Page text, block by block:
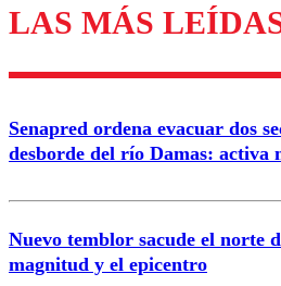
Los comentarios son
diálogo
Nombre
Correo
LAS MÁS
Senapred ordena evacuar dos
desborde del río Damas: activa
Nuevo temblor sacude el norte
magnitud y el epicentro